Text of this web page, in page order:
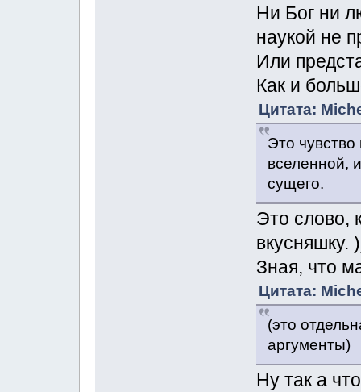
Ни Бог ни
наукой не
Или
Как и
Цитата:
Это
вселенной,
сущего.
Это слово,
вкусняшку.
Зная, что
Цитата:
(это
аргументы)
Ну так а